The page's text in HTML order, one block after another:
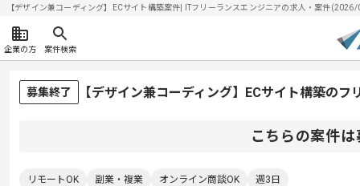
【デザイン兼コーディング】ECサイト構築案件| ITフリーランスエンジニアの求人・案件
企業の方 案件検索
募集終了 【デザイン兼コーディング】ECサイト構築のフ
こちらの案件
リモートOK 副業・複業 オンライン商談OK 週3日